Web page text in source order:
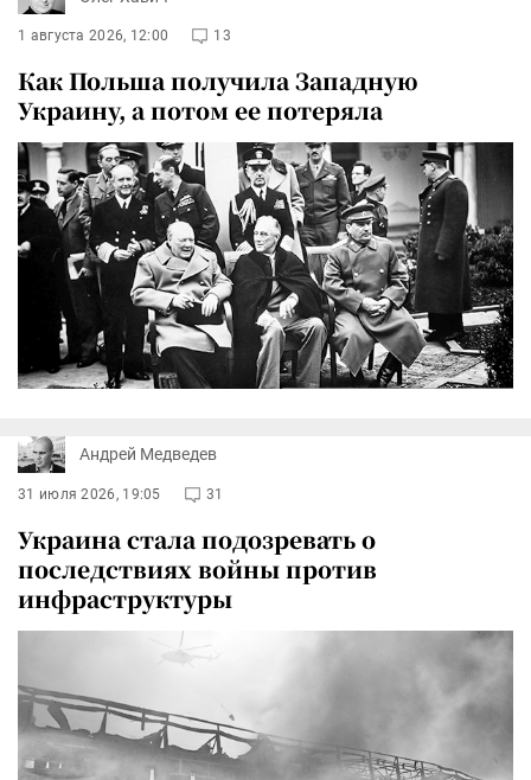
1 августа 2026, 12:00 13
Как Польша получила Западную
Украину, а потом ее потеряла
Андрей Медведев
31 июля 2026, 19:05 31
Украина стала подозревать о
последствиях войны против
инфраструктуры